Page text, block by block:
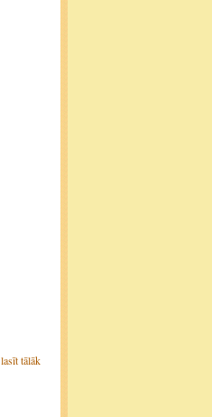
lasīt tālāk